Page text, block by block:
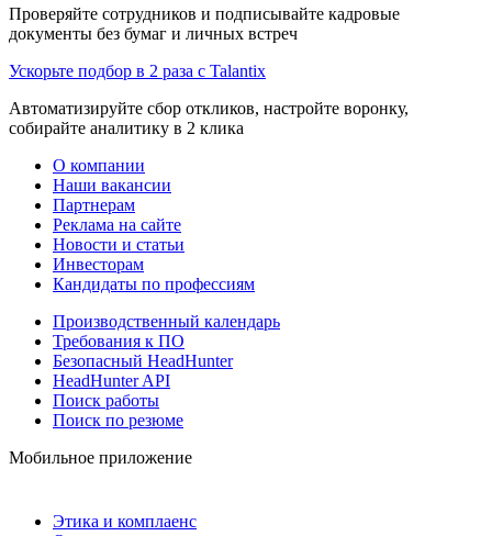
Проверяйте сотрудников и подписывайте кадровые
документы без бумаг и личных встреч
Ускорьте подбор в 2 раза с Talantix
Автоматизируйте сбор откликов, настройте воронку,
собирайте аналитику в 2 клика
О компании
Наши вакансии
Партнерам
Реклама на сайте
Новости и статьи
Инвесторам
Кандидаты по профессиям
Производственный календарь
Требования к ПО
Безопасный HeadHunter
HeadHunter API
Поиск работы
Поиск по резюме
Мобильное приложение
Этика и комплаенс